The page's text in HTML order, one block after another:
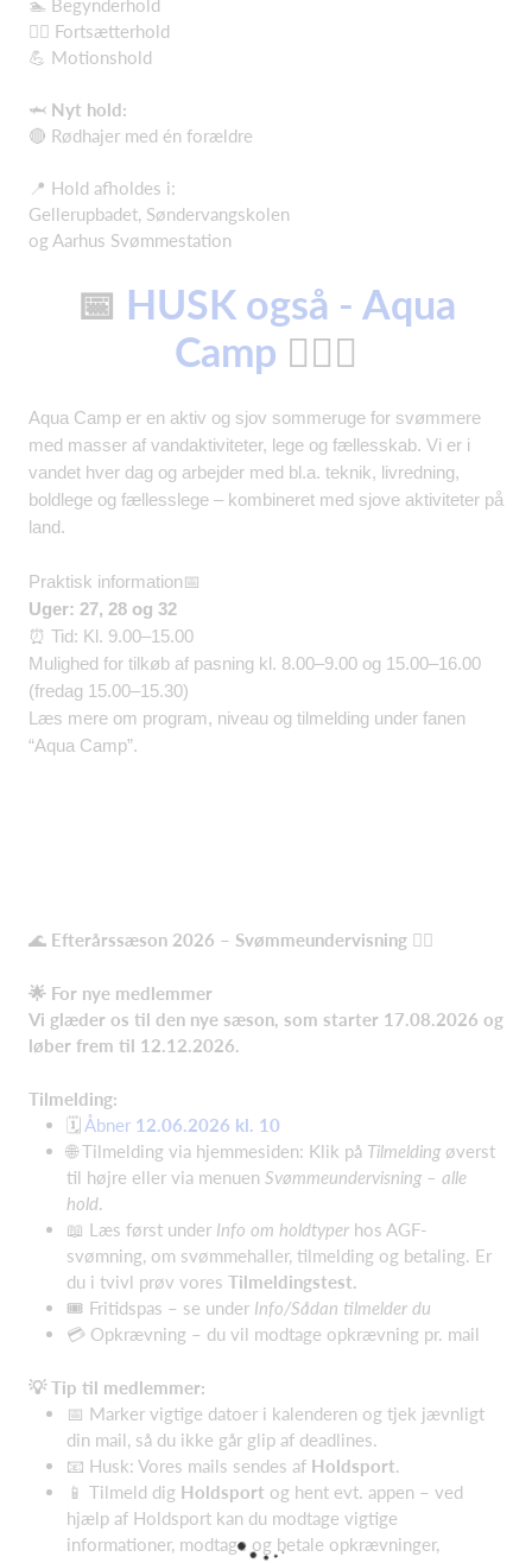
🏊 Begynderhold
🏊‍♂️ Fortsætterhold
💪 Motionshold
🦈 Nyt hold:
🔴 Rødhajer med én forældre
📍 Hold afholdes i:
Gellerupbadet, Søndervangskolen
og Aarhus Svømmestation
📅 HUSK også - Aqua
Camp 🏊‍♂️💦
Aqua Camp er en aktiv og sjov sommeruge for svømmere
med masser af vandaktiviteter, lege og fællesskab. Vi er i
vandet hver dag og arbejder med bl.a. teknik, livredning,
boldlege og fællesslege – kombineret med sjove aktiviteter på
land.
Praktisk information📅
Uger: 27, 28 og 32
⏰ Tid: Kl. 9.00–15.00
Mulighed for tilkøb af pasning kl. 8.00–9.00 og 15.00–16.00
(fredag 15.00–15.30)
Læs mere om program, niveau og tilmelding under fanen
“Aqua Camp”.
🌊 Efterårssæson 2026 – Svømmeundervisning 🏊‍♂️
🌟 For nye medlemmer
Vi glæder os til den nye sæson, som starter 17.08.2026 og
løber frem til 12.12.2026.
Tilmelding:
🗓️Åbner 12.06.2026 kl. 10
🌐 Tilmelding via hjemmesiden: Klik på Tilmelding øverst
til højre eller via menuen Svømmeundervisning – alle
hold.
📖 Læs først under Info om holdtyper hos AGF-
svømning, om svømmehaller, tilmelding og betaling. Er
du i tvivl prøv vores Tilmeldingstest.
🎟️ Fritidspas – se under Info/Sådan tilmelder du
💳 Opkrævning – du vil modtage opkrævning pr. mail
💡Tip til medlemmer:
📅 Marker vigtige datoer i kalenderen og tjek jævnligt
din mail, så du ikke går glip af deadlines.
📧 Husk: Vores mails sendes af Holdsport.
📱 Tilmeld dig Holdsport og hent evt. appen – ved
hjælp af Holdsport kan du modtage vigtige
informationer, modtage og betale opkrævninger,